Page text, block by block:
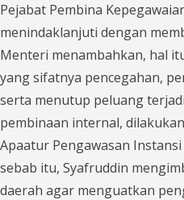
Pejabat Pembina
menindaklanjuti dengan
Menteri menambahkan, hal
yang sifatnya pencegahan,
serta menutup peluang
pembinaan internal,
Apaatur Pengawasan
sebab itu, Syafruddin
daerah agar menguatkan